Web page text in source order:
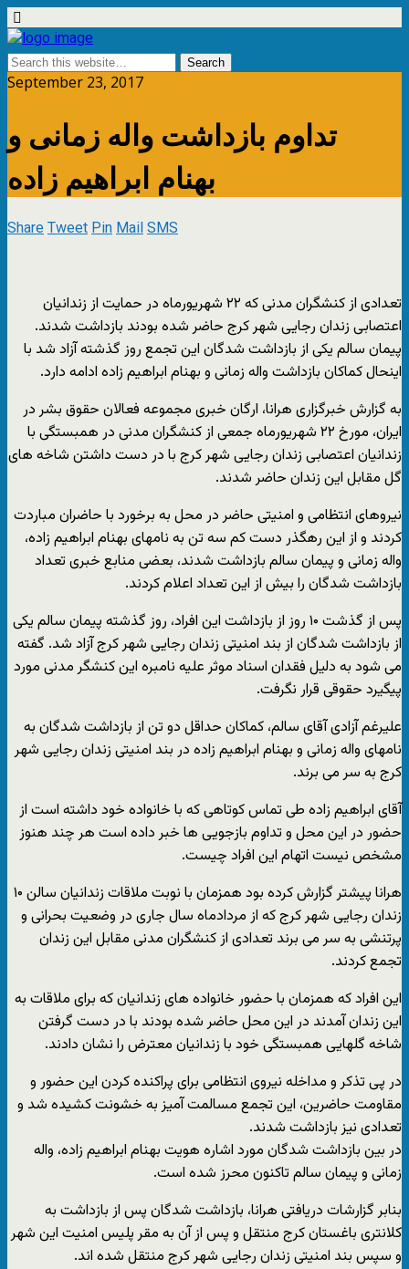
September 23, 2017
تداوم بازداشت واله زمانی و
بهنام ابراهیم زاده
ShareTweetPinMailSMS
تعدادی از کنشگران مدنی که ۲۲ شهریورماه در حمایت از زندانیان
اعتصابی زندان رجایی شهر کرج حاضر شده بودند بازداشت شدند.
پیمان سالم یکی از بازداشت شدگان این تجمع روز گذشته آزاد شد با
اینحال کماکان بازداشت واله زمانی و بهنام ابراهیم زاده ادامه دارد.
به گزارش خبرگزاری هرانا، ارگان خبری مجموعه فعالان حقوق بشر در
ایران، مورخ ۲۲ شهریورماه جمعی از کنشگران مدنی در همبستگی با
زندانیان اعتصابی زندان رجایی شهر کرج با در دست داشتن شاخه های
گل مقابل این زندان حاضر شدند.
نیروهای انتظامی و امنیتی حاضر در محل به برخورد با حاضران مباردت
کردند و از این رهگذر دست کم سه تن به نامهای بهنام ابراهیم زاده،
واله زمانی و پیمان سالم بازداشت شدند، بعضی منابع خبری تعداد
بازداشت شدگان را بیش از این تعداد اعلام کردند.
پس از گذشت ۱۰ روز از بازداشت این افراد، روز گذشته پیمان سالم یکی
از بازداشت شدگان از بند امنیتی زندان رجایی شهر کرج آزاد شد. گفته
می شود به دلیل فقدان اسناد موثر علیه نامبره این کنشگر مدنی مورد
پیگیرد حقوقی قرار نگرفت.
علیرغم آزادی آقای سالم، کماکان حداقل دو تن از بازداشت شدگان به
نامهای واله زمانی و بهنام ابراهیم زاده در بند امنیتی زندان رجایی شهر
کرج به سر می برند.
آقای ابراهیم زاده طی تماس کوتاهی که با خانواده خود داشته است از
حضور در این محل و تداوم بازجویی ها خبر داده است هر چند هنوز
مشخص نیست اتهام این افراد چیست.
هرانا پیشتر گزارش کرده بود همزمان با نوبت ملاقات زندانیان سالن ۱۰
زندان رجایی شهر کرج که از مردادماه سال جاری در وضعیت بحرانی و
پرتنشی به سر می برند تعدادی از کنشگران مدنی مقابل این زندان
تجمع کردند.
این افراد که همزمان با حضور خانواده های زندانیان که برای ملاقات به
این زندان آمدند در این محل حاضر شده بودند با در دست گرفتن
شاخه گلهایی همبستگی خود با زندانیان معترض را نشان دادند.
در پی تذکر و مداخله نیروی انتظامی برای پراکنده کردن این حضور و
مقاومت حاضرین، این تجمع مسالمت آمیز به خشونت کشیده شد و
تعدادی نیز بازداشت شدند.
در بین بازداشت شدگان مورد اشاره هویت بهنام ابراهیم زاده، واله
زمانی و پیمان سالم تاکنون محرز شده است.
بنابر گزارشات دریافتی هرانا، بازداشت شدگان پس از بازداشت به
کلانتری باغستان کرج منتقل و پس از آن به مقر پلیس امنیت این شهر
و سپس بند امنیتی زندان رجایی شهر کرج منتقل شده اند.